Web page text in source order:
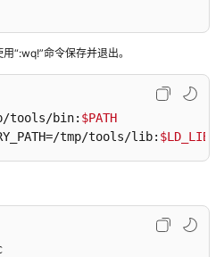
“:wq!”命令保存并退出。
tools/bin: $PATH
tmp/tools/lib: